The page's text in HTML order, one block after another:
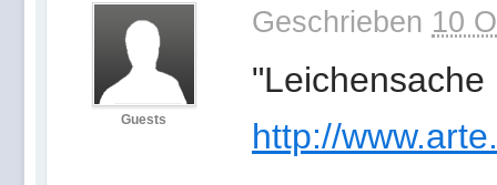
Guests
Geschrieben 10
http://